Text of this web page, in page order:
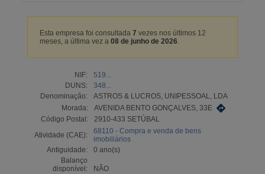
Esta empresa foi consultada 7 vezes nos últimos 12
meses, a última vez a 08 de junho de 2026.
NIF:
519...
DUNS:
348...
Denominação:
ASTROS & LUCROS, UNIPESSOAL, LDA
Morada:
AVENIDA BENTO GONÇALVES, 33E
Código Postal:
2910-433 SETÚBAL
Atividade (CAE):
68110 - Compra e venda de bens
imobiliários
Antiguidade:
0 ano(s)
Balanço
disponível:
NÃO